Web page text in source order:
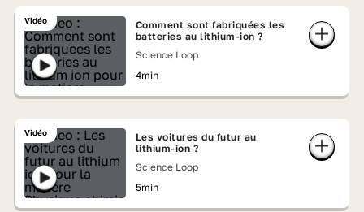
Vidéo
Comment sont fabriquées les
batteries au lithium-ion ?
Science Loop
4min
Vidéo
Les voitures du futur au
lithium-ion ?
Science Loop
5min